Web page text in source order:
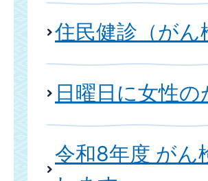
住民健診（がん
日曜日に女性
令和8年度 がん